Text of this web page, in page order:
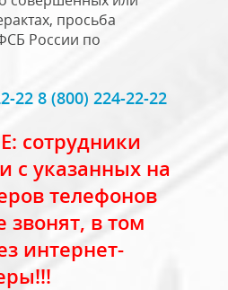
просьба
России по
22 8 (800) 224-22-22
сотрудники
с указанных на
телефонов
звонят, в том
интернет-